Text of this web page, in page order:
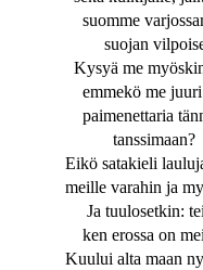
suomme
suojan
Kysyä me myöskin
emmekö me juuri
paimenettaria
tanssimaan?
Eikö satakieli
meille varahin ja
Ja tuulosetkin:
ken erossa on
Kuului alta maan nyt